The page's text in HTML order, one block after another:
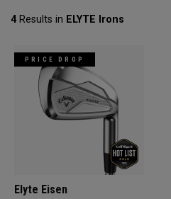
4Results in ELYTE Irons
PRICE DROP
Elyte Eisen